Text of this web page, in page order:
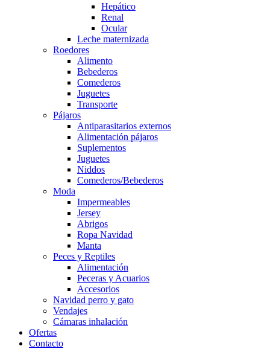
Hepático
Renal
Ocular
Leche maternizada
Roedores
Alimento
Bebederos
Comederos
Juguetes
Transporte
Pájaros
Antiparasitarios externos
Alimentación pájaros
Suplementos
Juguetes
Niddos
Comederos/Bebederos
Moda
Impermeables
Jersey
Abrigos
Ropa Navidad
Manta
Peces y Reptiles
Alimentación
Peceras y Acuarios
Accesorios
Navidad perro y gato
Vendajes
Cámaras inhalación
Ofertas
Contacto